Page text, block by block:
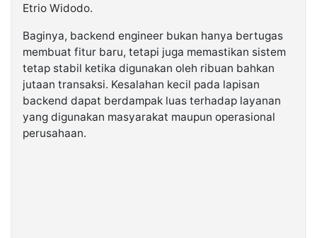
Etrio Widodo.
Baginya, backend engineer bukan hanya bertugas
membuat fitur baru, tetapi juga memastikan sistem
tetap stabil ketika digunakan oleh ribuan bahkan
jutaan transaksi. Kesalahan kecil pada lapisan
backend dapat berdampak luas terhadap layanan
yang digunakan masyarakat maupun operasional
perusahaan.